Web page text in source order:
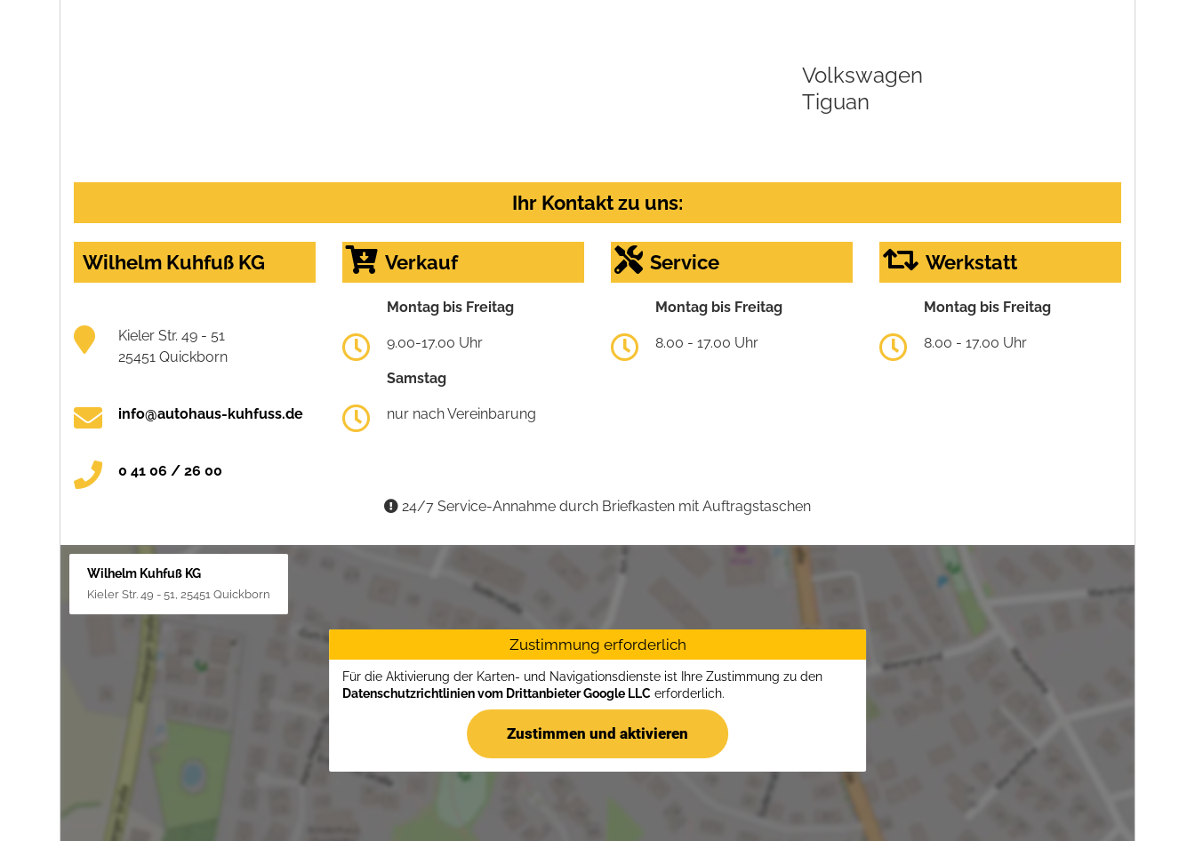
Volkswagen
Tiguan
Ihr Kontakt zu uns:
Wilhelm Kuhfuß KG
Kieler Str. 49 - 51
25451 Quickborn
info@autohaus-kuhfuss.de
0 41 06 / 26 00
Verkauf
Montag bis Freitag
9.00-17.00 Uhr
Samstag
nur nach Vereinbarung
Service
Montag bis Freitag
8.00 - 17.00 Uhr
Werkstatt
Montag bis Freitag
8.00 - 17.00 Uhr
24/7 Service-Annahme durch Briefkasten mit Auftragstaschen
Wilhelm Kuhfuß KG
Kieler Str. 49 - 51, 25451 Quickborn
Zustimmung erforderlich
Für die Aktivierung der Karten- und Navigationsdienste ist Ihre Zustimmung zu den
Datenschutzrichtlinien vom Drittanbieter Google LLC erforderlich.
Zustimmen und aktivieren